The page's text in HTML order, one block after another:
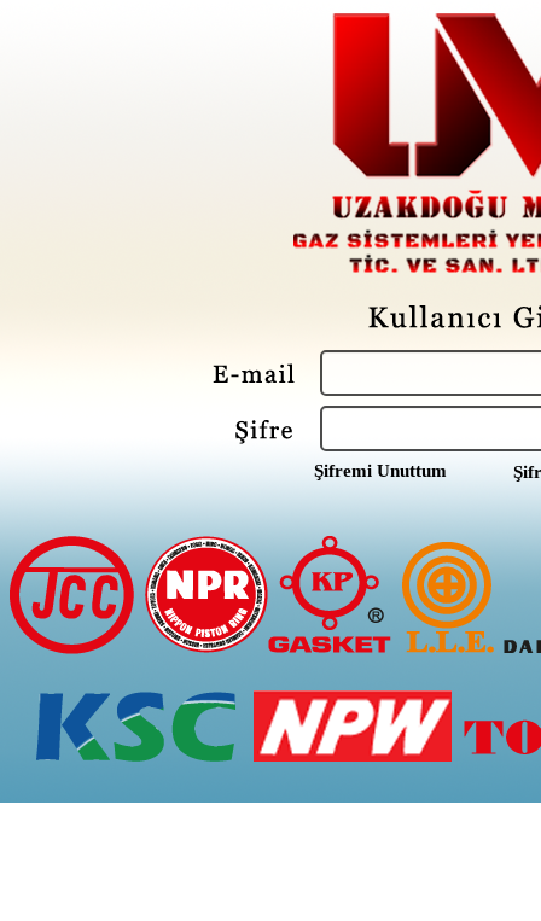
Şifremi Unuttum